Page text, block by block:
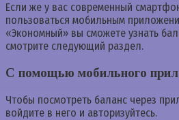
Если же у вас современный
пользоваться мобильным
«Экономный» вы сможете узнать
смотрите следующий раздел.
С помощью мобильного
Чтобы посмотреть баланс через
войдите в него и авторизуйтесь.